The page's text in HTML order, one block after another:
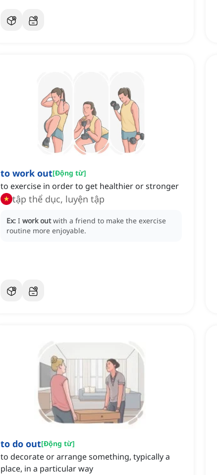
to work out[Động từ]
to exercise in order to get healthier or stronger
tập thể dục, luyện tập
Ex: I work out with a friend to make the exercise
routine more enjoyable.
to do out[Động từ]
to decorate or arrange something, typically a
place, in a particular way